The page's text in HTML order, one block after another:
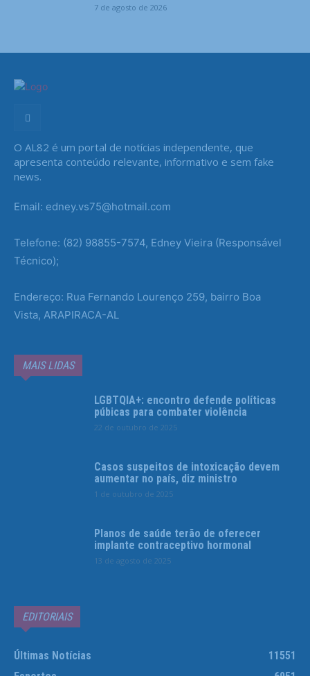
7 de agosto de 2026
O AL82 é um portal de notícias independente, que
apresenta conteúdo relevante, informativo e sem fake
news.
Email: edney.vs75@hotmail.com
Telefone: (82) 98855-7574, Edney Vieira (Responsável
Técnico);
Endereço: Rua Fernando Lourenço 259, bairro Boa
Vista, ARAPIRACA-AL
MAIS LIDAS
LGBTQIA+: encontro defende políticas
púbicas para combater violência
22 de outubro de 2025
Casos suspeitos de intoxicação devem
aumentar no país, diz ministro
1 de outubro de 2025
Planos de saúde terão de oferecer
implante contraceptivo hormonal
13 de agosto de 2025
EDITORIAIS
Últimas Notícias
11551